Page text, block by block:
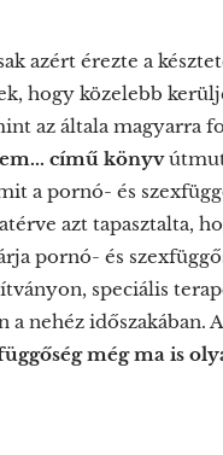
azért érezte a
hogy közelebb
az általa magyarra
című könyv
a pornó- és
azt tapasztalta,
pornó- és
speciális
a nehéz
még ma is